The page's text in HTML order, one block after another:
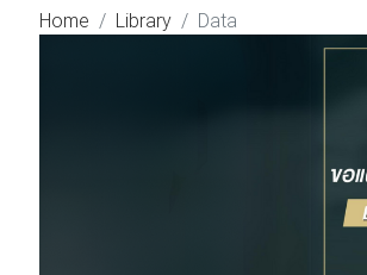
Home Library Data